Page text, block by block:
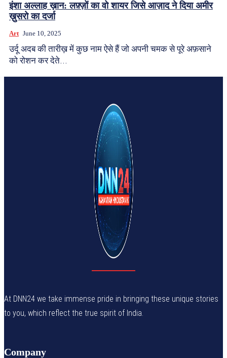
इंशा अल्लाह ख़ान: लफ़्ज़ों का वो शायर जिसे आज़ाद ने दिया अमीर
ख़ुसरो का दर्जा
Art June 10, 2025
उर्दू अदब की तारीख़ में कुछ नाम ऐसे हैं जो अपनी चमक से पूरे अफ़साने
को रोशन कर देते...
At DNN24 we take immense pride in bringing these unique stories
to you, which reflect the true spirit of India.
Company